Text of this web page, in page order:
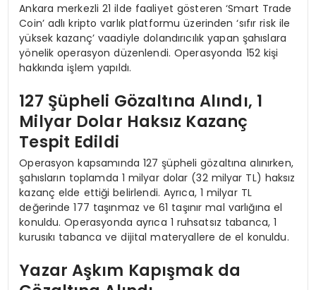
Ankara merkezli 21 ilde faaliyet gösteren ‘Smart Trade
Coin’ adlı kripto varlık platformu üzerinden ‘sıfır risk ile
yüksek kazanç’ vaadiyle dolandırıcılık yapan şahıslara
yönelik operasyon düzenlendi. Operasyonda 152 kişi
hakkında işlem yapıldı.
127 Şüpheli Gözaltına Alındı, 1
Milyar Dolar Haksız Kazanç
Tespit Edildi
Operasyon kapsamında 127 şüpheli gözaltına alınırken,
şahısların toplamda 1 milyar dolar (32 milyar TL) haksız
kazanç elde ettiği belirlendi. Ayrıca, 1 milyar TL
değerinde 177 taşınmaz ve 61 taşınır mal varlığına el
konuldu. Operasyonda ayrıca 1 ruhsatsız tabanca, 1
kurusıkı tabanca ve dijital materyallere de el konuldu.
Yazar Aşkım Kapışmak da